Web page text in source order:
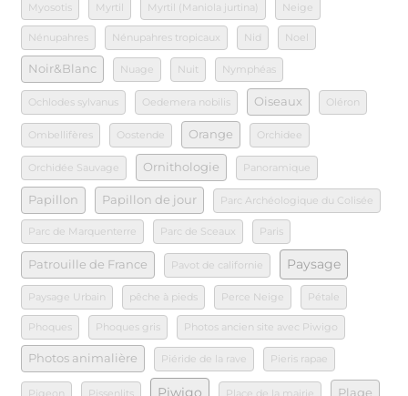
Myosotis Myrtil Myrtil (Maniola jurtina) Neige
Nénupahres Nénupahres tropicaux Nid Noel
Noir&Blanc Nuage Nuit Nymphéas
Ochlodes sylvanus Oedemera nobilis Oiseaux Oléron
Ombellifères Oostende Orange Orchidee
Orchidée Sauvage Ornithologie Panoramique
Papillon Papillon de jour Parc Archéologique du Colisée
Parc de Marquenterre Parc de Sceaux Paris
Patrouille de France Pavot de californie Paysage
Paysage Urbain pêche à pieds Perce Neige Pétale
Phoques Phoques gris Photos ancien site avec Piwigo
Photos animalière Piéride de la rave Pieris rapae
Piwigo Plage